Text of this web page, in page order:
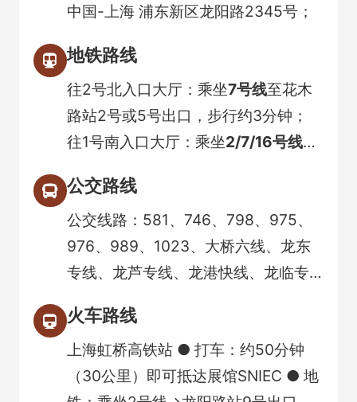
中国-上海 浦东新区龙阳路2345号；
地铁路线
往2号北入口大厅：乘坐7号线至花木
路站2号或5号出口，步行约3分钟；
往1号南入口大厅：乘坐2/7/16号线至
钟；
公交路线
公交线路：581、746、798、975、
976、989、1023、大桥六线、龙东
专线、龙芦专线、龙港快线、龙临专
地铁站”下车，换乘地铁7号线“花木路
站”下车，步行100米至博览中心，或
在“龙阳路地铁站”乘免费班车至博览中
火车路线
上海虹桥高铁站 ● 打车：约50分钟
（30公里）即可抵达展馆SNIEC ● 地